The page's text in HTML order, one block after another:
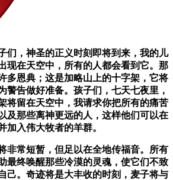
们，神圣的正义时刻即将到来，我的儿
现在天空中，所有的人都会看到它。那
多恩典；这是加略山上的十字架，它将
警告做好准备。孩子们，七天七夜里，
将留在天空中，我请求你把所有的痛苦
及那些离神更远的人，这样他们可以在
加入伟大牧者的羊群。
非常短暂，但足以在全地传福音。所有
最终唤醒那些冷漠的灵魂，使它们不致
己。奇迹将是大丰收的时刻，麦子将与